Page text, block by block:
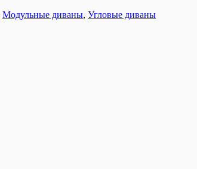
Модульные диваны, Угловые диваны